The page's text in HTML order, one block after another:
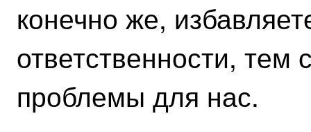
конечно же,
ответственности,
проблемы для нас.